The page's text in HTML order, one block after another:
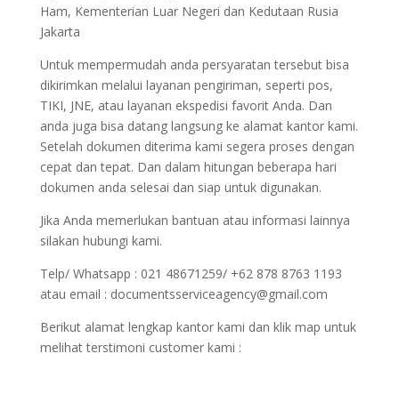
Ham, Kementerian Luar Negeri dan Kedutaan Rusia
Jakarta
Untuk mempermudah anda persyaratan tersebut bisa
dikirimkan melalui layanan pengiriman, seperti pos,
TIKI, JNE, atau layanan ekspedisi favorit Anda. Dan
anda juga bisa datang langsung ke alamat kantor kami.
Setelah dokumen diterima kami segera proses dengan
cepat dan tepat. Dan dalam hitungan beberapa hari
dokumen anda selesai dan siap untuk digunakan.
Jika Anda memerlukan bantuan atau informasi lainnya
silakan hubungi kami.
Telp/ Whatsapp : 021 48671259/ +62 878 8763 1193
atau email : documentsserviceagency@gmail.com
Berikut alamat lengkap kantor kami dan klik map untuk
melihat terstimoni customer kami :